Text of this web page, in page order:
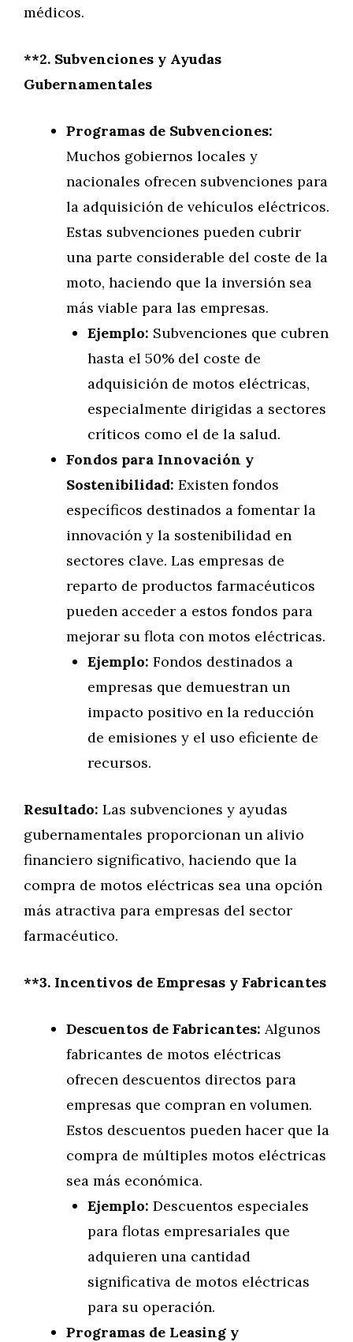
médicos.
**2. Subvenciones y Ayudas
Gubernamentales
Programas de Subvenciones:
Muchos gobiernos locales y
nacionales ofrecen subvenciones para
la adquisición de vehículos eléctricos.
Estas subvenciones pueden cubrir
una parte considerable del coste de la
moto, haciendo que la inversión sea
más viable para las empresas.
Ejemplo: Subvenciones que cubren
hasta el 50% del coste de
adquisición de motos eléctricas,
especialmente dirigidas a sectores
críticos como el de la salud.
Fondos para Innovación y
Sostenibilidad: Existen fondos
específicos destinados a fomentar la
innovación y la sostenibilidad en
sectores clave. Las empresas de
reparto de productos farmacéuticos
pueden acceder a estos fondos para
mejorar su flota con motos eléctricas.
Ejemplo: Fondos destinados a
empresas que demuestran un
impacto positivo en la reducción
de emisiones y el uso eficiente de
recursos.
Resultado: Las subvenciones y ayudas
gubernamentales proporcionan un alivio
financiero significativo, haciendo que la
compra de motos eléctricas sea una opción
más atractiva para empresas del sector
farmacéutico.
**3. Incentivos de Empresas y Fabricantes
Descuentos de Fabricantes: Algunos
fabricantes de motos eléctricas
ofrecen descuentos directos para
empresas que compran en volumen.
Estos descuentos pueden hacer que la
compra de múltiples motos eléctricas
sea más económica.
Ejemplo: Descuentos especiales
para flotas empresariales que
adquieren una cantidad
significativa de motos eléctricas
para su operación.
Programas de Leasing y